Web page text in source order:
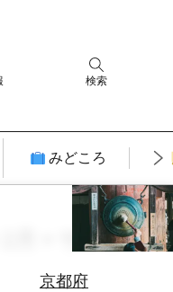
検索
みどころ
京都府
2月 × サステ